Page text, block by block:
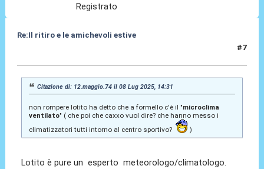
Registrato
Re:Il ritiro e le amichevoli estive
#7
Citazione di: 12.maggio.74 il 08 Lug 2025, 14:31
non rompere lotito ha detto che a formello c'è il "microclima
ventilato" ( che poi che caxxo vuol dire? che hanno messo i
climatizzatori tutti intorno al centro sportivo?
)
Lotito è pure un esperto meteorologo/climatologo.